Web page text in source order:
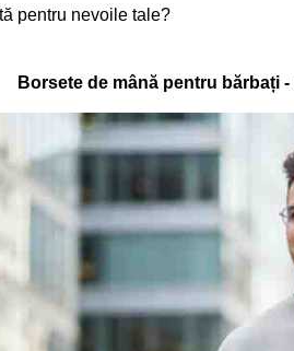
pentru nevoile tale?
Borsete de mână pentru bărbați